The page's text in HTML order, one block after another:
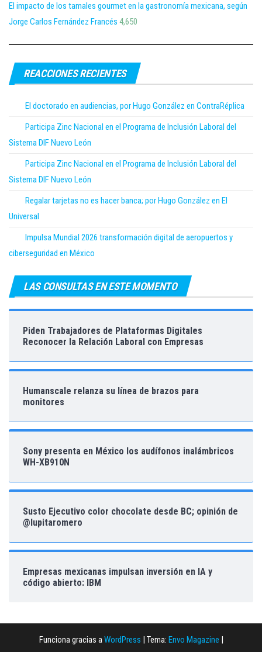
El impacto de los tamales gourmet en la gastronomía mexicana, según
Jorge Carlos Fernández Francés 4,650
REACCIONES RECIENTES
El doctorado en audiencias, por Hugo González en ContraRéplica
Participa Zinc Nacional en el Programa de Inclusión Laboral del
Sistema DIF Nuevo León
Participa Zinc Nacional en el Programa de Inclusión Laboral del
Sistema DIF Nuevo León
Regalar tarjetas no es hacer banca; por Hugo González en El
Universal
Impulsa Mundial 2026 transformación digital de aeropuertos y
ciberseguridad en México
LAS CONSULTAS EN ESTE MOMENTO
Piden Trabajadores de Plataformas Digitales
Reconocer la Relación Laboral con Empresas
Humanscale relanza su línea de brazos para
monitores
Sony presenta en México los audífonos inalámbricos
WH-XB910N
Susto Ejecutivo color chocolate desde BC; opinión de
@lupitaromero
Empresas mexicanas impulsan inversión en IA y
código abierto: IBM
Funciona gracias aWordPress Tema: Envo Magazine